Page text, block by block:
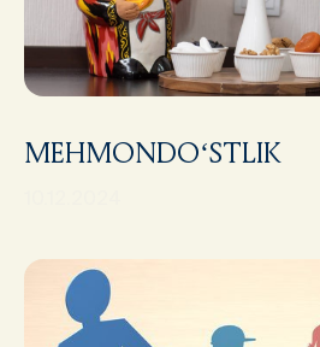
MEHMONDO‘STLIK